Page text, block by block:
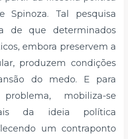
Spinoza. Tal pesquisa
de que determinados
embora preservem a
produzem condições
do medo. E para
mobiliza-se
da ideia política
um contraponto